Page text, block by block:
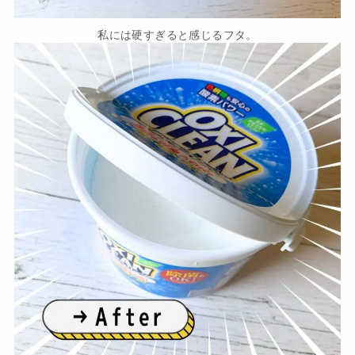
私には硬すぎると感じるフタ。